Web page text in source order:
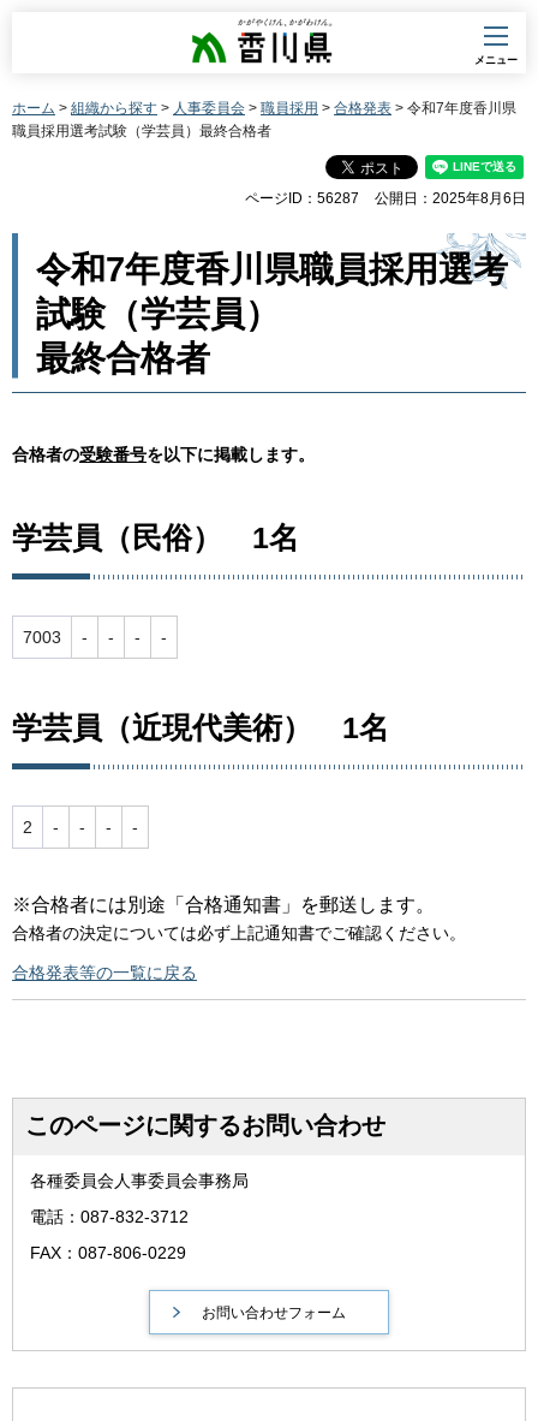
香川県
メニュー
ホーム > 組織から探す > 人事委員会 > 職員採用 > 合格発表 > 令和7年度香川県
職員採用選考試験（学芸員）最終合格者
ページID：56287 公開日：2025年8月6日
令和7年度香川県職員採用選考
試験（学芸員）
最終合格者
合格者の受験番号を以下に掲載します。
学芸員（民俗） 1名
7003 - - - -
学芸員（近現代美術） 1名
2 - - - -
※合格者には別途「合格通知書」を郵送します。
合格者の決定については必ず上記通知書でご確認ください。
合格発表等の一覧に戻る
このページに関するお問い合わせ
各種委員会人事委員会事務局
電話：087-832-3712
FAX：087-806-0229